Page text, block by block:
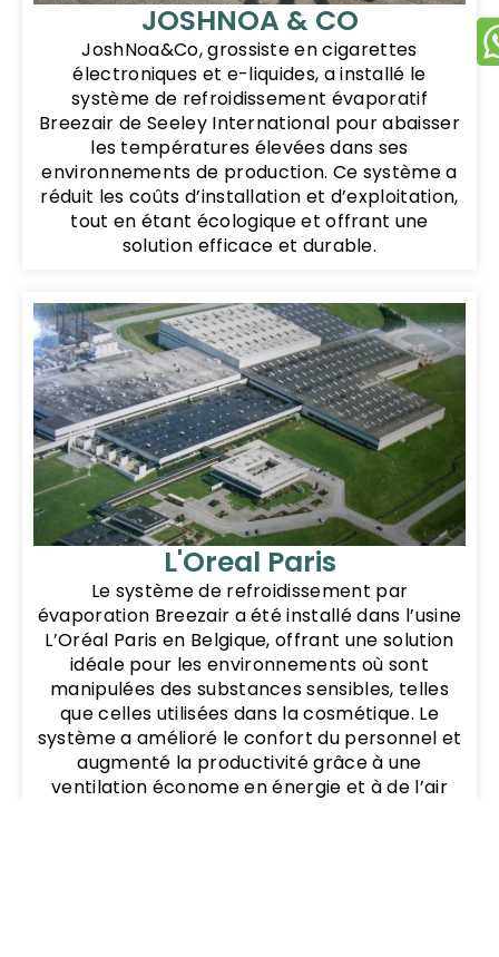
JOSHNOA & CO
JoshNoa&Co, grossiste en cigarettes
électroniques et e-liquides, a installé le
système de refroidissement évaporatif
Breezair de Seeley International pour abaisser
les températures élevées dans ses
environnements de production. Ce système a
réduit les coûts d’installation et d’exploitation,
tout en étant écologique et offrant une
solution efficace et durable.
L'Oreal Paris
Le système de refroidissement par
évaporation Breezair a été installé dans l’usine
L’Oréal Paris en Belgique, offrant une solution
idéale pour les environnements où sont
manipulées des substances sensibles, telles
que celles utilisées dans la cosmétique. Le
système a amélioré le confort du personnel et
augmenté la productivité grâce à une
ventilation économe en énergie et à de l’air